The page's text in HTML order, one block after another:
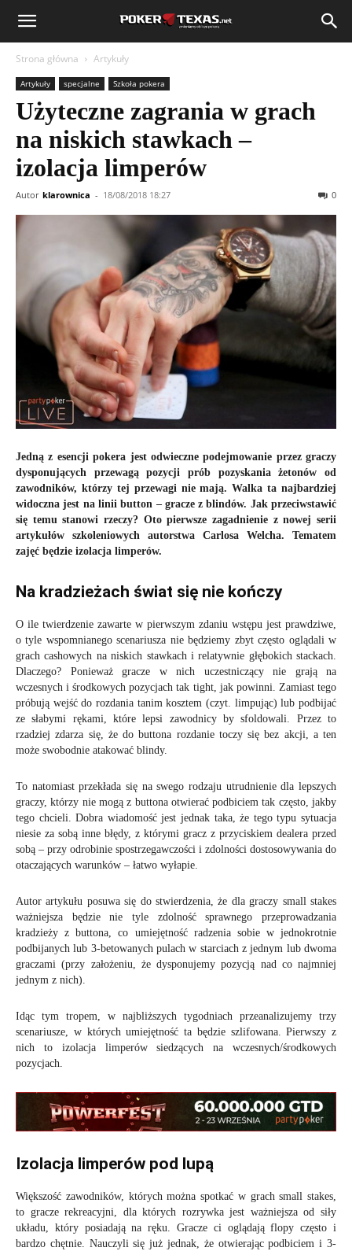
Strona główna Artykuły
Artykuły specjalne Szkoła pokera
Użyteczne zagrania w grach
na niskich stawkach –
izolacja limperów
Autor klarownica - 18/08/2018 18:27 0
Jedną z esencji pokera jest odwieczne podejmowanie przez graczy
dysponujących przewagą pozycji prób pozyskania żetonów od
zawodników, którzy tej przewagi nie mają. Walka ta najbardziej
widoczna jest na linii button – gracze z blindów. Jak przeciwstawić
się temu stanowi rzeczy? Oto pierwsze zagadnienie z nowej serii
artykułów szkoleniowych autorstwa Carlosa Welcha. Tematem
zajęć będzie izolacja limperów.
Na kradzieżach świat się nie kończy
O ile twierdzenie zawarte w pierwszym zdaniu wstępu jest prawdziwe,
o tyle wspomnianego scenariusza nie będziemy zbyt często oglądali w
grach cashowych na niskich stawkach i relatywnie głębokich stackach.
Dlaczego? Ponieważ gracze w nich uczestniczący nie grają na
wczesnych i środkowych pozycjach tak tight, jak powinni. Zamiast tego
próbują wejść do rozdania tanim kosztem (czyt. limpując) lub podbijać
ze słabymi rękami, które lepsi zawodnicy by sfoldowali. Przez to
rzadziej zdarza się, że do buttona rozdanie toczy się bez akcji, a ten
może swobodnie atakować blindy.
To natomiast przekłada się na swego rodzaju utrudnienie dla lepszych
graczy, którzy nie mogą z buttona otwierać podbiciem tak często, jakby
tego chcieli. Dobra wiadomość jest jednak taka, że tego typu sytuacja
niesie za sobą inne błędy, z którymi gracz z przyciskiem dealera przed
sobą – przy odrobinie spostrzegawczości i zdolności dostosowywania do
otaczających warunków – łatwo wyłapie.
Autor artykułu posuwa się do stwierdzenia, że dla graczy small stakes
ważniejsza będzie nie tyle zdolność sprawnego przeprowadzania
kradzieży z buttona, co umiejętność radzenia sobie w jednokrotnie
podbijanych lub 3-betowanych pulach w starciach z jednym lub dwoma
graczami (przy założeniu, że dysponujemy pozycją nad co najmniej
jednym z nich).
Idąc tym tropem, w najbliższych tygodniach przeanalizujemy trzy
scenariusze, w których umiejętność ta będzie szlifowana. Pierwszy z
nich to izolacja limperów siedzących na wczesnych/środkowych
pozycjach.
Izolacja limperów pod lupą
Większość zawodników, których można spotkać w grach small stakes,
to gracze rekreacyjni, dla których rozrywka jest ważniejsza od siły
układu, który posiadają na ręku. Gracze ci oglądają flopy często i
bardzo chętnie. Nauczyli się już jednak, że otwierając podbiciem i 3-